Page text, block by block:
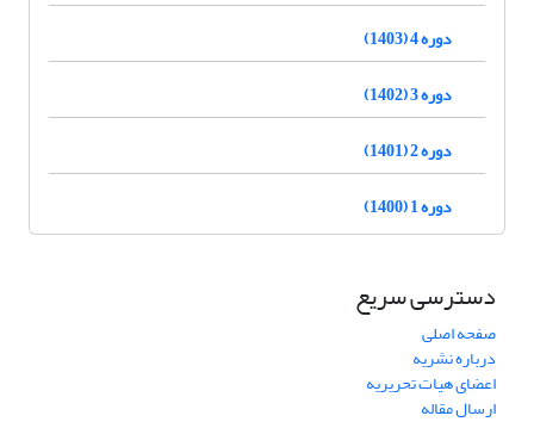
دوره 4 (1403)
دوره 3 (1402)
دوره 2 (1401)
دوره 1 (1400)
دسترسی سریع
صفحه اصلی
درباره نشریه
اعضای هیات تحریریه
ارسال مقاله